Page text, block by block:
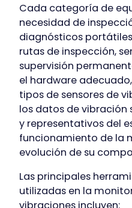
Cada categoría de
necesidad de
diagnósticos
rutas de inspección,
supervisión
el hardware
tipos de sensores de
los datos de vibración
y representativos del
funcionamiento de la
evolución de su
Las principales
utilizadas en la
vibraciones incluyen: